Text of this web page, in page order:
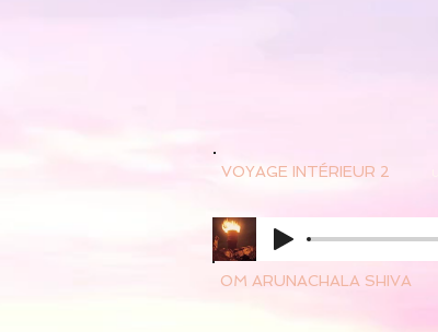
VOYAGE INTÉRIEUR 2
OM ARUNACHALA SHIVA